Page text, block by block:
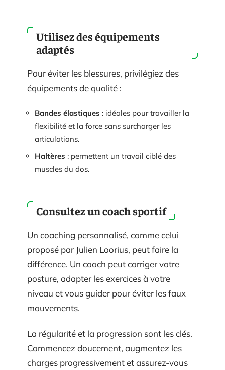
Utilisez des équipements
adaptés
Pour éviter les blessures, privilégiez des
équipements de qualité :
Bandes élastiques : idéales pour travailler la
flexibilité et la force sans surcharger les
articulations.
Haltères : permettent un travail ciblé des
muscles du dos.
Consultez un coach sportif
Un coaching personnalisé, comme celui
proposé par Julien Loorius, peut faire la
différence. Un coach peut corriger votre
posture, adapter les exercices à votre
niveau et vous guider pour éviter les faux
mouvements.
La régularité et la progression sont les clés.
Commencez doucement, augmentez les
charges progressivement et assurez-vous